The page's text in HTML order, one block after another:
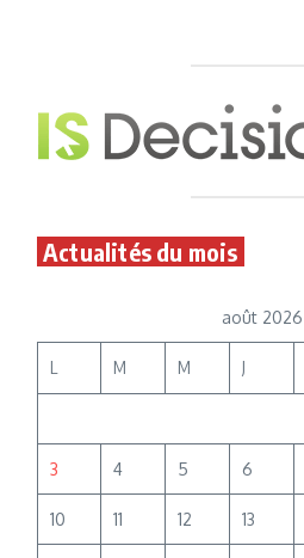
Actualités du mois
août 2026
L M M J
3 4 5 6
10 11 12 13